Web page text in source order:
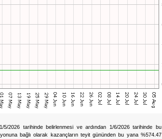
5/2026 tarihinde belirlenmesi ve ardından 1/6/2026 tarihinde bu
bağlı olarak kazançların teyit gününden bu yana %574.47